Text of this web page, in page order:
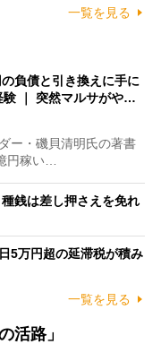
一覧を見る
負債と引き換えに手に
験 ｜ 突然マルサがや…
ー・磯貝清明氏の著書
円稼い…
銭は差し押さえを免れ
5万円超の延滞税が積み
一覧を見る
活路」